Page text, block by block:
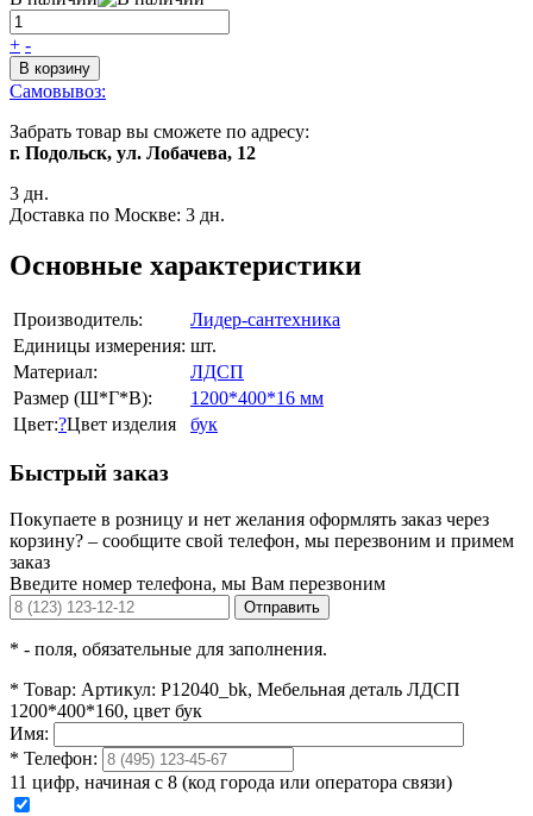
+ -
В корзину
Самовывоз:
Забрать товар вы сможете по адресу:
г. Подольск, ул. Лобачева, 12
3 дн.
Доставка по Москве: 3 дн.
Основные характеристики
Производитель:
Лидер-сантехника
Единицы измерения: шт.
Материал:
ЛДСП
Размер (Ш*Г*В):
1200*400*16 мм
Цвет:?Цвет изделия бук
Быстрый заказ
Покупаете в розницу и нет желания оформлять заказ через
корзину? – сообщите свой телефон, мы перезвоним и примем
заказ
Введите номер телефона, мы Вам перезвоним
Отправить
* - поля, обязательные для заполнения.
* Товар: Артикул: P12040_bk, Мебельная деталь ЛДСП
1200*400*160, цвет бук
Имя:
* Телефон:
11 цифр, начиная с 8 (код города или оператора связи)